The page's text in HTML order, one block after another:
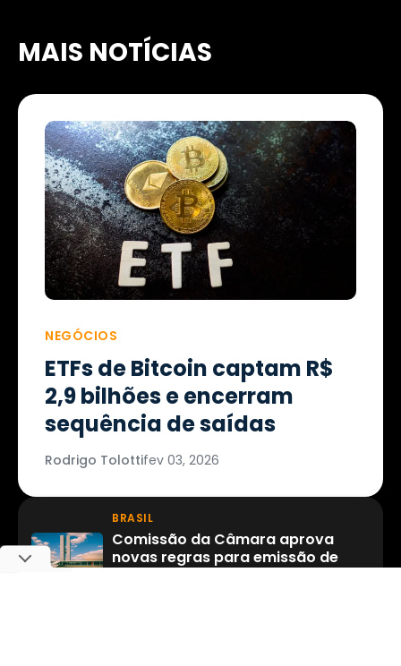
MAIS NOTÍCIAS
NEGÓCIOS
ETFs de Bitcoin captam R$
2,9 bilhões e encerram
sequência de saídas
Rodrigo Tolottifev 03, 2026
BRASIL
Comissão da Câmara aprova
novas regras para emissão de